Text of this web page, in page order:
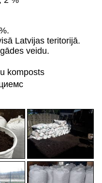
Latvijas teritorijā.
veidu.
komposts